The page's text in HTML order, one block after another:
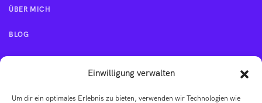
Einwilligung verwalten
Um dir ein optimales Erlebnis zu bieten, verwenden wir Technologien wie
ÜBER MICH
BLOG